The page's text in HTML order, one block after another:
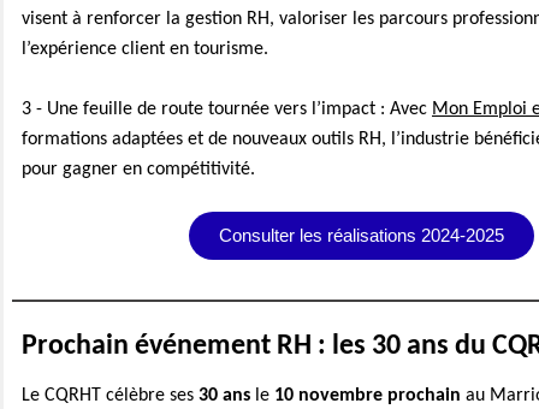
visent à renforcer la gestion RH, valoriser les parcours
l’expérience client en tourisme.
3 - Une feuille de route tournée vers l’impact : Avec Mon Emploi
formations adaptées et de nouveaux outils RH, l’industrie
pour gagner en compétitivité.
Consulter les réalisations 2024-2025
Prochain événement RH : les 30 ans du
Le CQRHT célèbre ses 30 ans le 10 novembre prochain au